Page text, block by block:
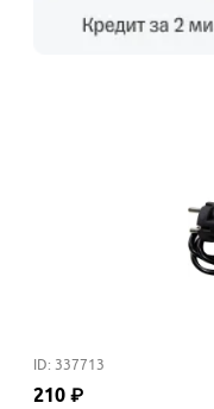
ID: 337713
210 ₽